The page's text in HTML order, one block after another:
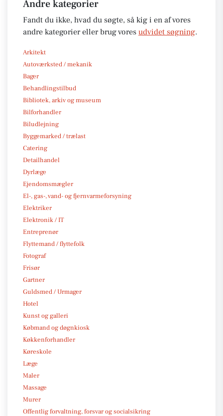
Andre kategorier
Fandt du ikke, hvad du søgte, så kig i en af vores
andre kategorier eller brug vores udvidet søgning.
Arkitekt
Autoværksted / mekanik
Bager
Behandlingstilbud
Bibliotek, arkiv og museum
Bilforhandler
Biludlejning
Byggemarked / trælast
Catering
Detailhandel
Dyrlæge
Ejendomsmægler
El-, gas-, vand- og fjernvarmeforsyning
Elektriker
Elektronik / IT
Entreprenør
Flyttemand / flyttefolk
Fotograf
Frisør
Gartner
Guldsmed / Urmager
Hotel
Kunst og galleri
Købmand og døgnkiosk
Køkkenforhandler
Køreskole
Læge
Maler
Massage
Murer
Offentlig forvaltning, forsvar og socialsikring